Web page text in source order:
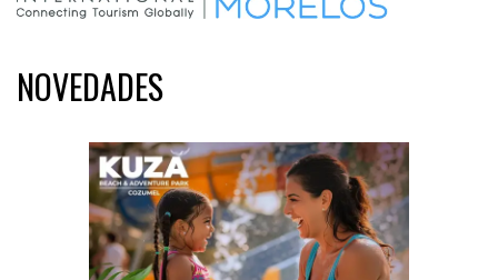
NOVEDADES